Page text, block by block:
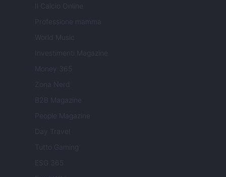
Il Calcio Online
Professione mamma
World Music
Investimenti Magazine
Money 365
Zona Nerd
B2B Magazine
People Magazine
Day Travel
Tutto Gaming
ESG 365